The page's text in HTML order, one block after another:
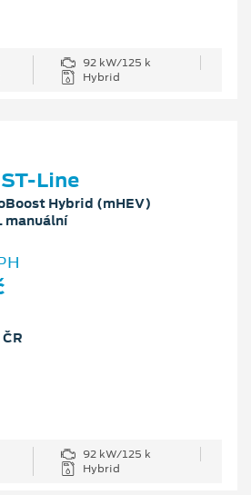
92 kW/125 k
Hybrid
Line
Hybrid (mHEV)
manuální
92 kW/125 k
Hybrid